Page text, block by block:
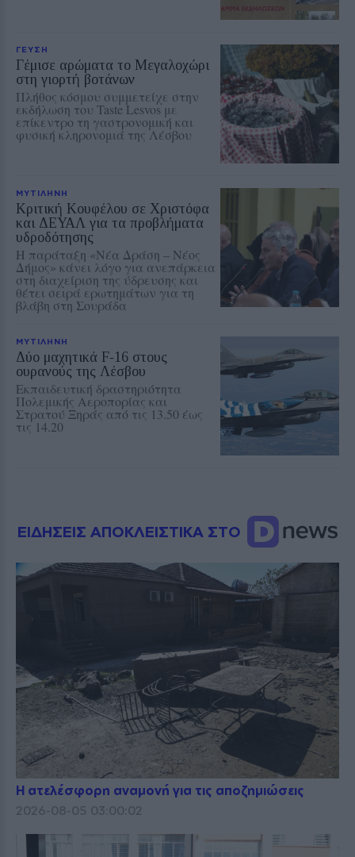
ΓΕΥΣΗ
Γέμισε αρώματα το Μεγαλοχώρι
στη γιορτή βοτάνων
Πλήθος κόσμου συμμετείχε στην
εκδήλωση του Taste Lesvos με
επίκεντρο τη γαστρονομική και
φυσική κληρονομιά της Λέσβου
ΜΥΤΙΛΗΝΗ
Κριτική Κουφέλου σε Χριστόφα
και ΔΕΥΑΛ για τα προβλήματα
υδροδότησης
Η παράταξη «Νέα Δράση – Νέος
Δήμος» κάνει λόγο για ανεπάρκεια
στη διαχείριση της ύδρευσης και
θέτει σειρά ερωτημάτων για τη
βλάβη στη Σουράδα
ΜΥΤΙΛΗΝΗ
Δύο μαχητικά F‑16 στους
ουρανούς της Λέσβου
Εκπαιδευτική δραστηριότητα
Πολεμικής Αεροπορίας και
Στρατού Ξηράς από τις 13.50 έως
τις 14.20
ΕΙΔΗΣΕΙΣ ΑΠΟΚΛΕΙΣΤΙΚΑ ΣΤΟ
Η ατελέσφορη αναμονή για τις αποζημιώσεις
2026-08-05 03:00:02